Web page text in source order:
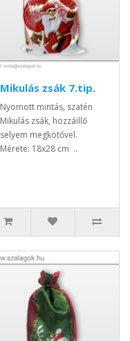
Mikulás zsák 7.tip.
Nyomott mintás, szatén
Mikulás zsák, hozzáillő
selyem megkötővel.
Mérete: 18x28 cm ..